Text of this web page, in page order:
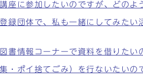
座に参加したいのですが、どの
録団体で、私も一緒にしてみた
書情報コーナーで資料を借りたい
・ポイ捨てごみ）を行ないたい